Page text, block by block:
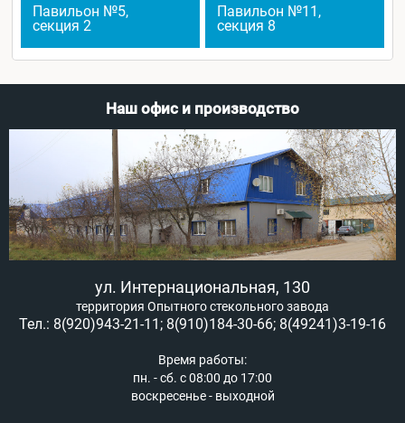
Павильон №5,
секция 2
Павильон №11,
секция 8
Наш офис и производство
ул. Интернациональная, 130
территория Опытного стекольного завода
Тел.: 8(920)943-21-11; 8(910)184-30-66; 8(49241)3-19-16
Время работы:
пн. - сб. с 08:00 до 17:00
воскресенье - выходной